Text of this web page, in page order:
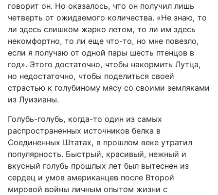
говорит он. Но оказалось, что он получил лишь
четверть от ожидаемого количества. «Не знаю, то
ли здесь слишком жарко летом, то ли им здесь
некомфортно, то ли еще что-то, но мне повезло,
если я получаю от одной пары шесть птенцов в
год». Этого достаточно, чтобы накормить Лутца,
но недостаточно, чтобы поделиться своей
страстью к голубиному мясу со своими земляками
из Луизианы.
Голубь-голубь, когда-то один из самых
распространенных источников белка в
Соединенных Штатах, в прошлом веке утратил
популярность. Быстрый, красивый, нежный и
вкусный голубь прошлых лет был вытеснен из
сердец и умов американцев после Второй
мировой войны личным опытом жизни с